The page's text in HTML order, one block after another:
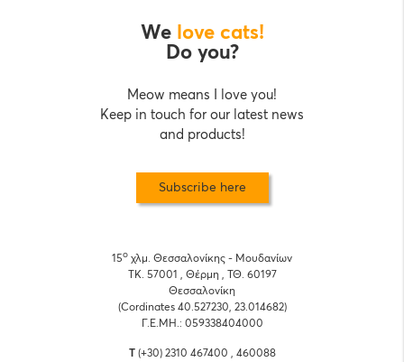
We love cats!
Do you?
Meow means I love you!
Keep in touch for our latest news
and products!
Subscribe here
15o χλμ. Θεσσαλονίκης - Μουδανίων
ΤΚ. 57001 , Θέρμη , ΤΘ. 60197
Θεσσαλονίκη
(Cordinates 40.527230, 23.014682)
Γ.Ε.ΜΗ.: 059338404000
T(+30) 2310 467400 , 460088